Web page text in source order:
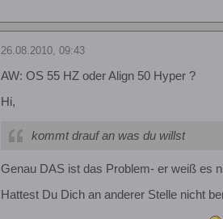
26.08.2010, 09:43
AW: OS 55 HZ oder Align 50 Hyper ?
Hi,
kommt drauf an was du willst
Genau DAS ist das Problem- er weiß es
Hattest Du Dich an anderer Stelle nicht